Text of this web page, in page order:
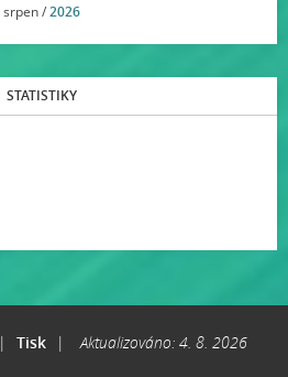
srpen /2026
STATISTIKY
| Tisk |
Aktualizováno: 4. 8. 2026